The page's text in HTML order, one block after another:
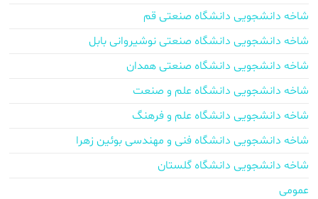
شاخه دانشجویی دانشگاه صنعتی قم
شاخه دانشجویی دانشگاه صنعتی نوشیروانی بابل
شاخه دانشجویی دانشگاه صنعتی همدان
شاخه دانشجویی دانشگاه علم و صنعت
شاخه دانشجویی دانشگاه علم و فرهنگ
شاخه دانشجویی دانشگاه فنی و مهندسی بوئین زهرا
شاخه دانشجویی دانشگاه گلستان
عمومی